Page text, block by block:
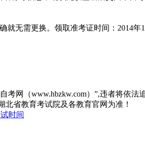
无需更换。领取准考证时间：2014年
网（www.hbzkw.com）”,违者将依法
省教育考试院及各教育官网为准！
时间